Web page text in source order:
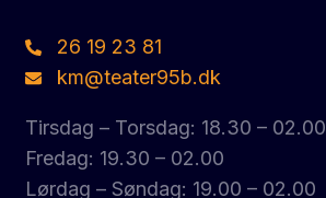
26 19 23 81
km@teater95b.dk
Tirsdag – Torsdag: 18.30 – 02.00
Fredag: 19.30 – 02.00
Lørdag – Søndag: 19.00 – 02.00